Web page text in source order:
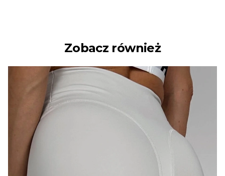
Zobacz również